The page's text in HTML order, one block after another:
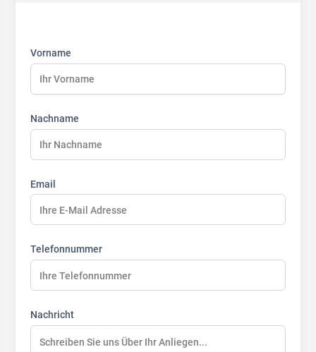
name:
name:
name:
Vorname
Nachname
Email
Telefonnummer
Nachricht